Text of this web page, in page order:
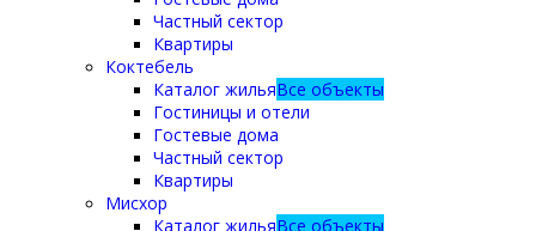
Частный сектор
Квартиры
Коктебель
Каталог жильяВсе объекты
Гостиницы и отели
Гостевые дома
Частный сектор
Квартиры
Мисхор
Каталог жильяВсе объекты